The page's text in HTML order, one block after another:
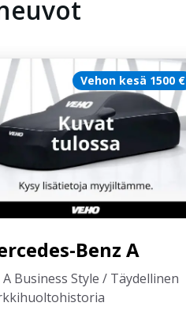
Vehon kesä 1500 €
Benz A
A Business Style / Täydellinen